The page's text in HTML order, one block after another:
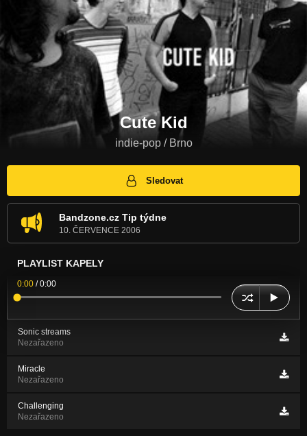
Cute Kid
indie-pop / Brno
Sledovat
Bandzone.cz Tip týdne
10. ČERVENCE 2006
PLAYLIST KAPELY
0:00 /0:00
Sonic streams
Nezařazeno
Miracle
Nezařazeno
Challenging
Nezařazeno